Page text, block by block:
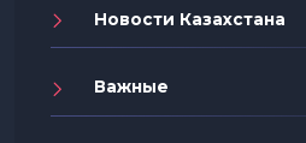
Новости Казахстана
Важные